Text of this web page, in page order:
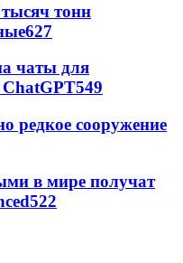
тонн
627
чаты для
ChatGPT549
редкое сооружение
в мире получат
522